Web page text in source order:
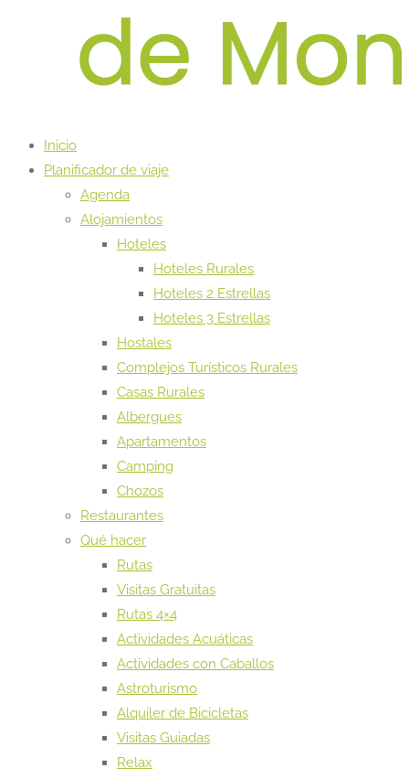
Inicio
Planificador de viaje
Agenda
Alojamientos
Hoteles
Hoteles Rurales
Hoteles 2 Estrellas
Hoteles 3 Estrellas
Hostales
Complejos Turísticos Rurales
Casas Rurales
Albergues
Apartamentos
Camping
Chozos
Restaurantes
Qué hacer
Rutas
Visitas Gratuitas
Rutas 4×4
Actividades Acuáticas
Actividades con Caballos
Astroturismo
Alquiler de Bicicletas
Visitas Guiadas
Relax